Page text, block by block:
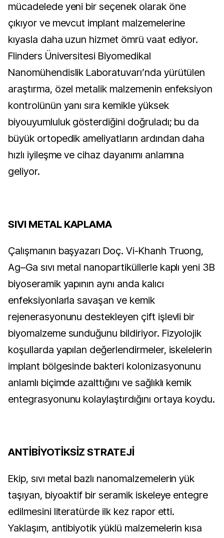
mücadelede yeni bir seçenek olarak öne
çıkıyor ve mevcut implant malzemelerine
kıyasla daha uzun hizmet ömrü vaat ediyor.
Flinders Üniversitesi Biyomedikal
Nanomühendislik Laboratuvarı’nda yürütülen
araştırma, özel metalik malzemenin enfeksiyon
kontrolünün yanı sıra kemikle yüksek
biyouyumluluk gösterdiğini doğruladı; bu da
büyük ortopedik ameliyatların ardından daha
hızlı iyileşme ve cihaz dayanımı anlamına
geliyor.
SIVI METAL KAPLAMA
Çalışmanın başyazarı Doç. Vi-Khanh Truong,
Ag–Ga sıvı metal nanopartiküllerle kaplı yeni 3B
biyoseramik yapının aynı anda kalıcı
enfeksiyonlarla savaşan ve kemik
rejenerasyonunu destekleyen çift işlevli bir
biyomalzeme sunduğunu bildiriyor. Fizyolojik
koşullarda yapılan değerlendirmeler, iskelelerin
implant bölgesinde bakteri kolonizasyonunu
anlamlı biçimde azalttığını ve sağlıklı kemik
entegrasyonunu kolaylaştırdığını ortaya koydu.
ANTİBİYOTİKSİZ STRATEJİ
Ekip, sıvı metal bazlı nanomalzemelerin yük
taşıyan, biyoaktif bir seramik iskeleye entegre
edilmesini literatürde ilk kez rapor etti.
Yaklaşım, antibiyotik yüklü malzemelerin kısa